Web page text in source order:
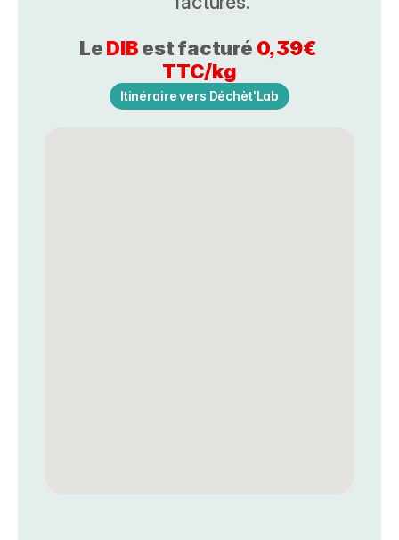
Le DIBest facturé 0,39€
TTC/kg
Itinéraire vers Déchèt'Lab